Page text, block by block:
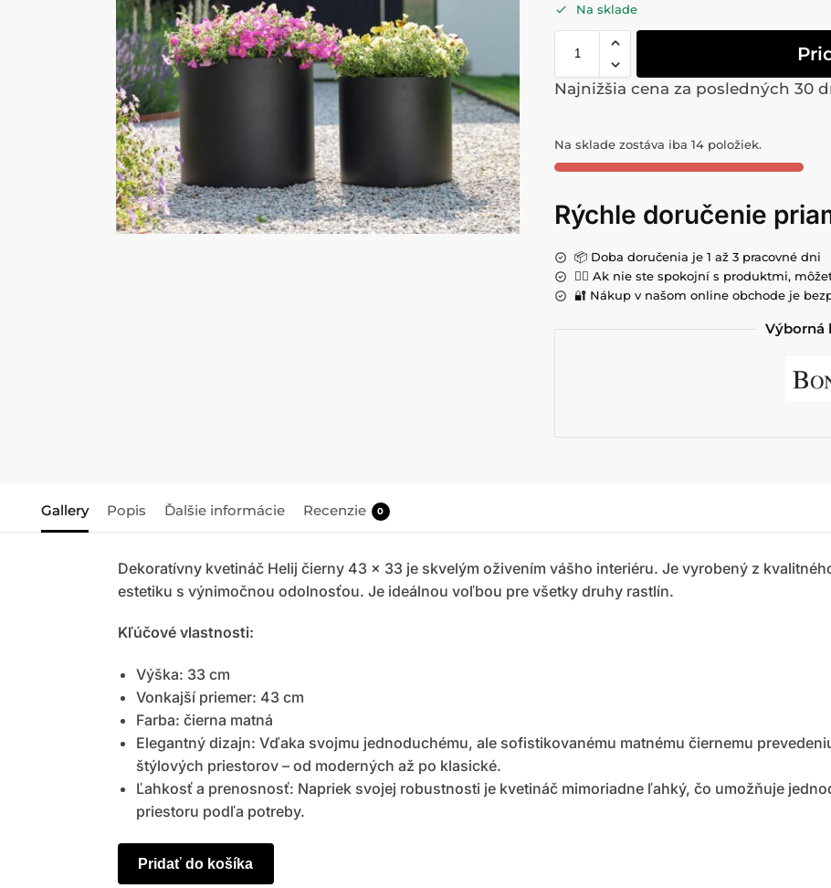
Na sklade
Najnižšia cena za posledných 30
Na sklade zostáva iba 14 položiek.
Rýchle doručenie
📦 Doba doručenia je 1 až 3 pracovné dni
💁‍♀️ Ak nie ste spokojní s produktmi,
🔐 Nákup v našom online obchode je
Výborná
Gallery Popis Ďalšie informácie Recenzie 0
Dekoratívny kvetináč Helij čierny 43 x 33 je skvelým oživením vášho interiéru. Je vyrobený z
estetiku s výnimočnou odolnosťou. Je ideálnou voľbou pre všetky druhy rastlín.
Kľúčové vlastnosti:
Výška: 33 cm
Vonkajší priemer: 43 cm
Farba: čierna matná
Elegantný dizajn: Vďaka svojmu jednoduchému, ale sofistikovanému matnému čiernemu
štýlových priestorov – od moderných až po klasické.
Ľahkosť a prenosnosť: Napriek svojej robustnosti je kvetináč mimoriadne ľahký, čo umožňuje
priestoru podľa potreby.
Pridať do košíka